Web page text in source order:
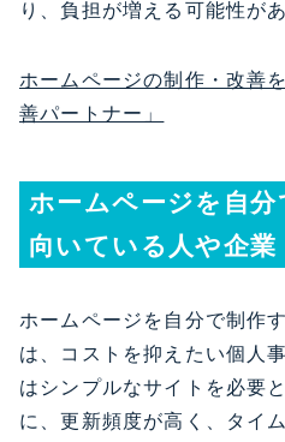
り、負担が増える可能性が
ホームページの制作・改善
善パートナー」
ホームページを自
向いている人や企業
ホームページを自分で制作
は、コストを抑えたい個人
はシンプルなサイトを必要
に、更新頻度が高く、タイ